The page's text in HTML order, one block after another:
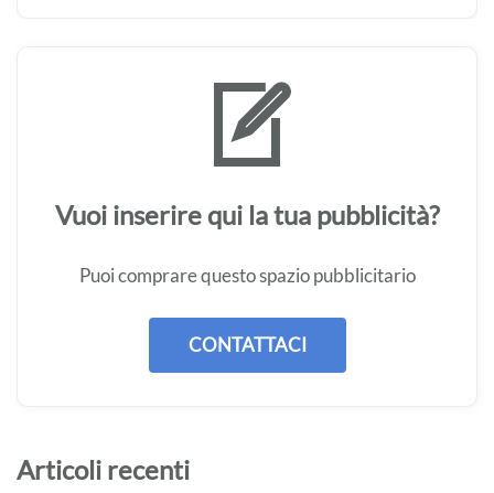
Vuoi inserire qui la tua pubblicità?
Puoi comprare questo spazio pubblicitario
CONTATTACI
Articoli recenti